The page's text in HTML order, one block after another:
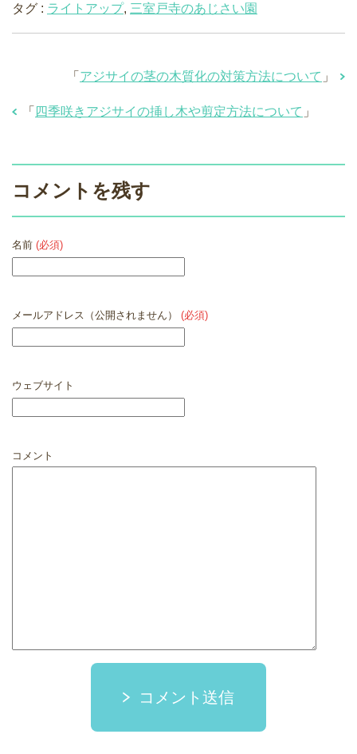
タグ : ライトアップ, 三室戸寺のあじさい園
「 アジサイの茎の木質化の対策方法について 」
「 四季咲きアジサイの挿し木や剪定方法について 」
コメントを残す
名前 (必須)
メールアドレス（公開されません） (必須)
ウェブサイト
コメント
コメント送信